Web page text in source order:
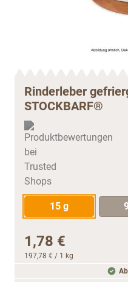
Rinderleber
STOCKBARF®
15 g
1,78 €
197,78 € / 1 kg